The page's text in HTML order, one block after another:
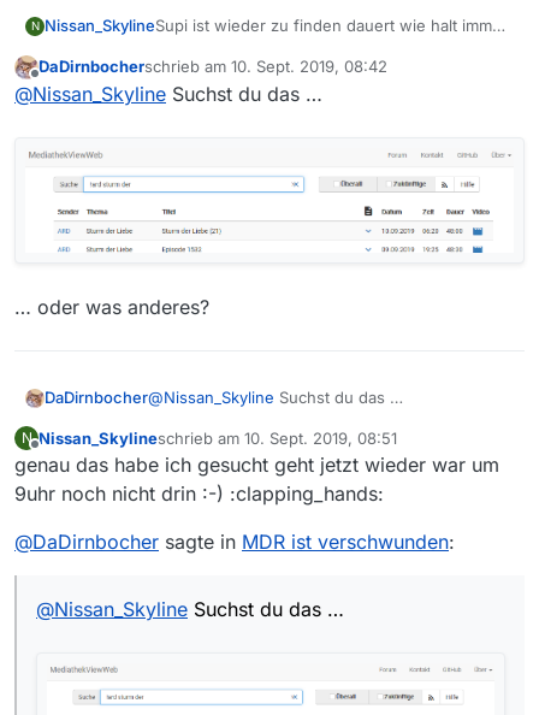
N Nissan_SkylineSupi ist wieder zu finden dauert wie halt immer
:-)
Offline
DaDirnbocherschrieb am 10. Sept. 2019, 08:42
zuletzt editiert von
@Nissan_Skyline Suchst du das …
… oder was anderes?
DaDirnbocher@Nissan_Skyline Suchst du das …
… oder was anderes?
N Nissan_Skylineschrieb am 10. Sept. 2019, 08:51
zuletzt editiert von
genau das habe ich gesucht geht jetzt wieder war um
9uhr noch nicht drin :-) :clapping_hands:
@DaDirnbocher sagte in MDR ist verschwunden:
@Nissan_Skyline Suchst du das …